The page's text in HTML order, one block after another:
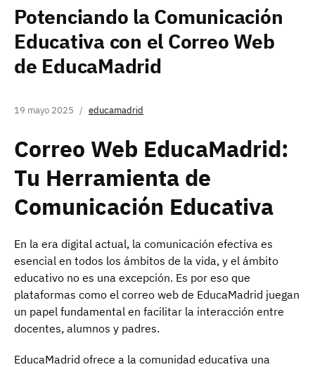
Potenciando la Comunicación
Educativa con el Correo Web
de EducaMadrid
19 mayo 2025 educamadrid
Correo Web EducaMadrid:
Tu Herramienta de
Comunicación Educativa
En la era digital actual, la comunicación efectiva es
esencial en todos los ámbitos de la vida, y el ámbito
educativo no es una excepción. Es por eso que
plataformas como el correo web de EducaMadrid juegan
un papel fundamental en facilitar la interacción entre
docentes, alumnos y padres.
EducaMadrid ofrece a la comunidad educativa una